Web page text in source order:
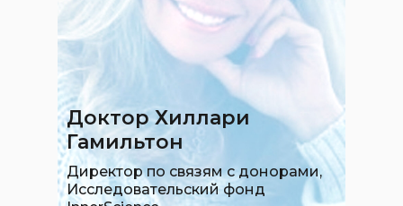
Директор по связям с донорами,
Исследовательский фонд
Доктор Хиллари
Гамильтон